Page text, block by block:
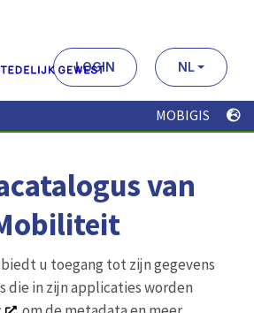
LOGIN NL
MOBIGIS
van
u toegang tot zijn gegevens
die in zijn applicaties worden